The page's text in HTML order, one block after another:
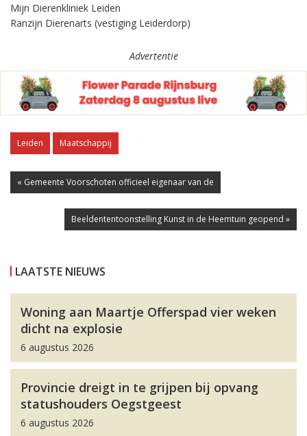
Mijn Dierenkliniek Leiden
Ranzijn Dierenarts (vestiging Leiderdorp)
Advertentie
Leiden Maatschappij
« Gemeente Voorschoten officieel eigenaar van de
Beeldententoonstelling Kunst in de Heemtuin geopend »
LAATSTE NIEUWS
Woning aan Maartje Offerspad vier weken
dicht na explosie
6 augustus 2026
Provincie dreigt in te grijpen bij opvang
statushouders Oegstgeest
6 augustus 2026